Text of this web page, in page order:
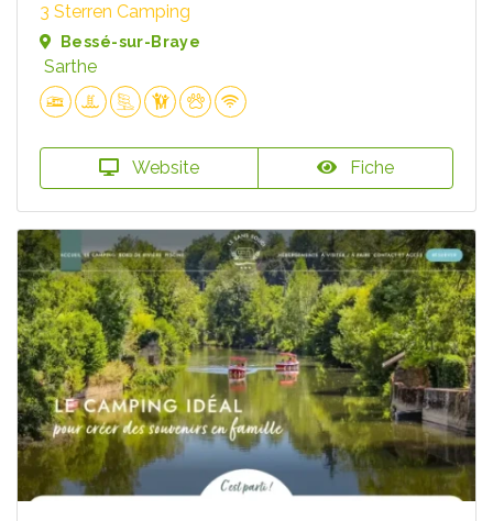
3 Sterren Camping
Bessé-sur-Braye
Sarthe
Website Fiche